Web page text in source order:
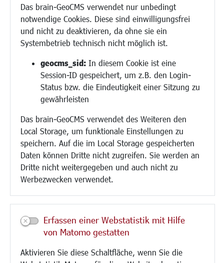
Das brain-GeoCMS verwendet nur unbedingt
notwendige Cookies. Diese sind einwilligungsfrei
und nicht zu deaktivieren, da ohne sie ein
Systembetrieb technisch nicht möglich ist.
geocms_sid: In diesem Cookie ist eine
Session-ID gespeichert, um z.B. den Login-
Status bzw. die Eindeutigkeit einer Sitzung zu
gewährleisten
Das brain-GeoCMS verwendet des Weiteren den
Local Storage, um funktionale Einstellungen zu
speichern. Auf die im Local Storage gespeicherten
Daten können Dritte nicht zugreifen. Sie werden an
Dritte nicht weitergegeben und auch nicht zu
Werbezwecken verwendet.
Erfassen einer Webstatistik mit Hilfe
von Matomo gestatten
Aktivieren Sie diese Schaltfläche, wenn Sie die
Ukrainehilfe
Hilfe für Geflüchtete
Religion
Bauen/Umwelt/Mobilität
Bebauungsplanung
Umwelt/Klima/Abfall
Verkehr/Mobilität
Glasfaserausbau
Aktuelle Baustellen
Paddelteich
CINDY S
Kultur/Freizeit/Tourismus
Stadtporträt
Musikschule
Volkshochschule